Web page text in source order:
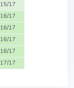
15/17
16/17
16/17
16/17
16/17
17/17